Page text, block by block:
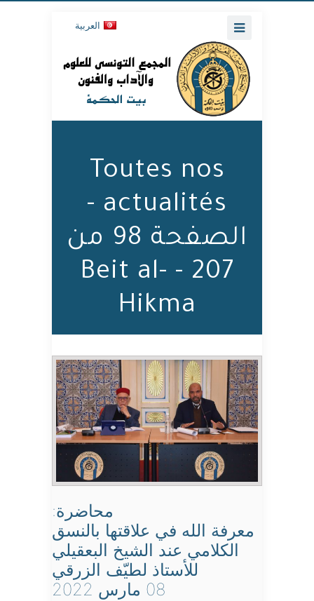
العربية
Toutes nos
actualités -
الصفحة 98 من
207 - Beit al-
Hikma
محاضرة:
معرفة الله في علاقتها بالنسق
الكلامي عند الشيخ البعقيلي
للأستاذ لطيّف الزرقي
08 مارس 2022